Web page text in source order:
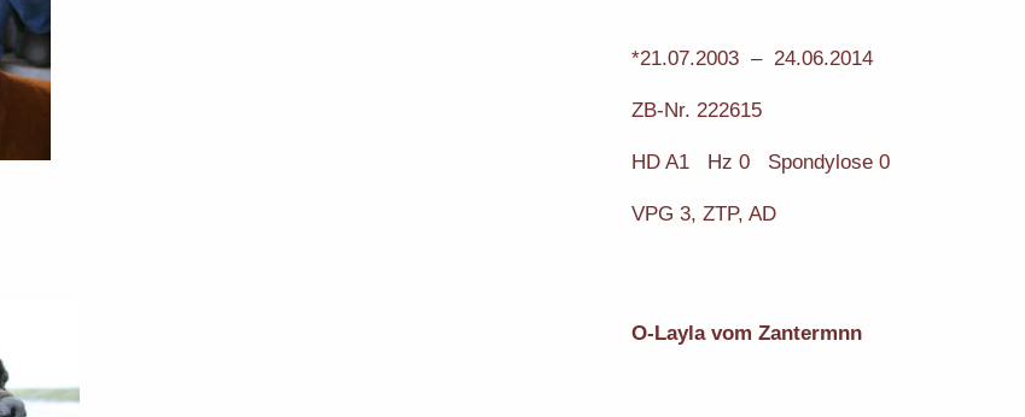
*21.07.2003 – 24.06.2014
ZB-Nr. 222615
HD A1 Hz 0 Spondylose 0
VPG 3, ZTP, AD
O-Layla vom Zantermnn